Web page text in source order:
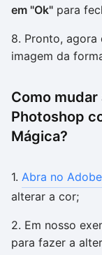
em "Ok" para
8. Pronto,
imagem da
Como
Photoshop
Mágica?
1. Abra no
alterar a cor;
2. Em nosso
para fazer a